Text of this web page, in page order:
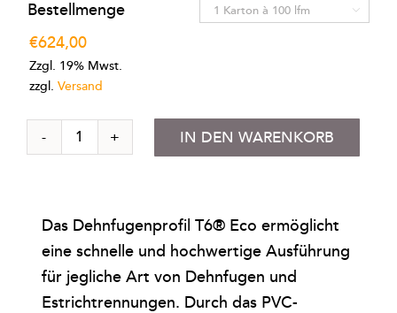
€624,00
Bestellmenge 
€624,00
Zzgl. 19% Mwst.
zzgl. Versand
Dehnfugenprofil
T6®
IN DEN WARENKORB
Das Dehnfugenprofil T6® Eco ermöglicht
eine schnelle und hochwertige Ausführung
für jegliche Art von Dehnfugen und
Estrichtrennungen. Durch das PVC-